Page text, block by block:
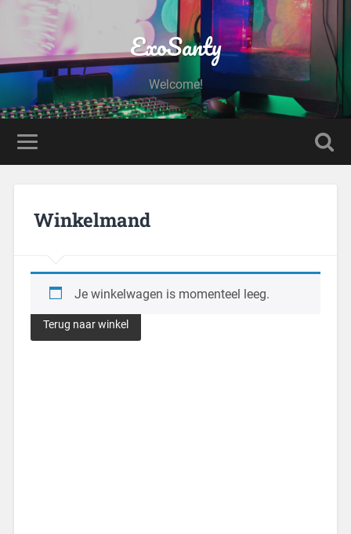
ExoSanty
Welcome!
Winkelmand
Je winkelwagen is momenteel leeg.
Terug naar winkel